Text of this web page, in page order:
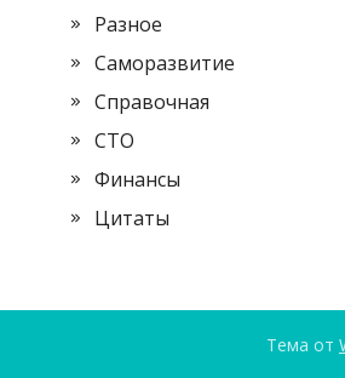
Разное
Саморазвитие
Справочная
СТО
Финансы
Цитаты
Тема от